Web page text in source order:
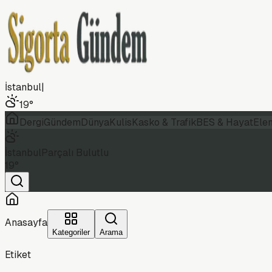
İstanbul|
19°
DergiGündemDünyaKulisKasko & TrafikBES & Hayat
Anasayfa
Kategoriler Arama
Etiket